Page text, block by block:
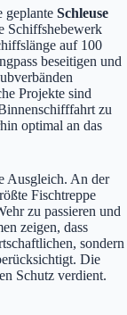
geplante Schleuse
Schiffshebewerk
auf 100
beseitigen und
Projekte sind
zu
optimal an das
Ausgleich. An der
Fischtreppe
zu passieren und
zeigen, dass
sondern
Die
Schutz verdient.